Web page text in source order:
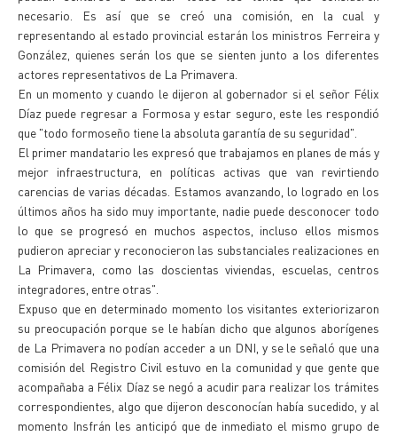
necesario. Es así que se creó una comisión, en la cual y
representando al estado provincial estarán los ministros Ferreira y
González, quienes serán los que se sienten junto a los diferentes
actores representativos de La Primavera.
En un momento y cuando le dijeron al gobernador si el señor Félix
Díaz puede regresar a Formosa y estar seguro, este les respondió
que "todo formoseño tiene la absoluta garantía de su seguridad".
El primer mandatario les expresó que trabajamos en planes de más y
mejor infraestructura, en políticas activas que van revirtiendo
carencias de varias décadas. Estamos avanzando, lo logrado en los
últimos años ha sido muy importante, nadie puede desconocer todo
lo que se progresó en muchos aspectos, incluso ellos mismos
pudieron apreciar y reconocieron las substanciales realizaciones en
La Primavera, como las doscientas viviendas, escuelas, centros
integradores, entre otras".
Expuso que en determinado momento los visitantes exteriorizaron
su preocupación porque se le habían dicho que algunos aborígenes
de La Primavera no podían acceder a un DNI, y se le señaló que una
comisión del Registro Civil estuvo en la comunidad y que gente que
acompañaba a Félix Díaz se negó a acudir para realizar los trámites
correspondientes, algo que dijeron desconocían había sucedido, y al
momento Insfrán les anticipó que de inmediato el mismo grupo de